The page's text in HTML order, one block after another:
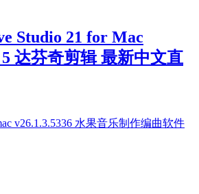
Studio 21 for Mac
达芬奇剪辑 最新中文直